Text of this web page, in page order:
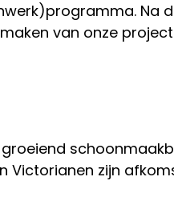
Na
van onze
Victorianen zijn